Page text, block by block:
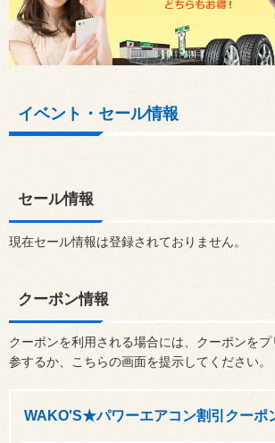
イベント・セール情報
セール情報
現在セール情報は登録されておりません。
クーポン情報
クーポンを利用される場合には、クーポンを
参するか、こちらの画面を提示してください。
WAKO'S★パワーエアコン割引クーポ